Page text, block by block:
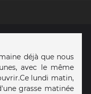
déjà que nous
avec le même
Ce lundi matin,
grasse matinée